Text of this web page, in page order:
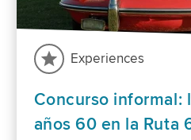
Experiences
Concurso informal:
años 60 en la Ruta